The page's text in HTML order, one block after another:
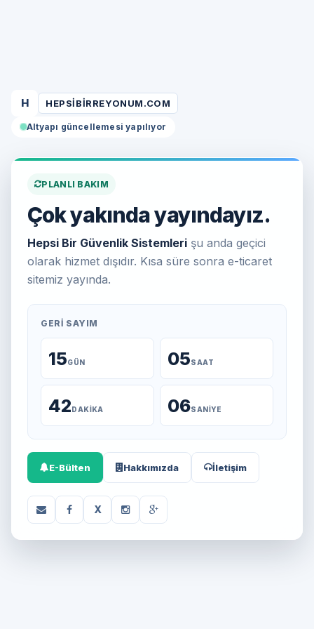
H HEPSIBIRREYONUM.COM
Altyapı güncellemesi yapılıyor
PLANLI BAKIM
Çok yakında yayındayız.
Hepsi Bir Güvenlik Sistemleri şu anda geçici
olarak hizmet dışıdır. Kısa süre sonra e-ticaret
sitemiz yayında.
GERI SAYIM
15GÜN 05SAAT
42DAKIKA 06SANIYE
E-Bülten Hakkımızda İletişim
X